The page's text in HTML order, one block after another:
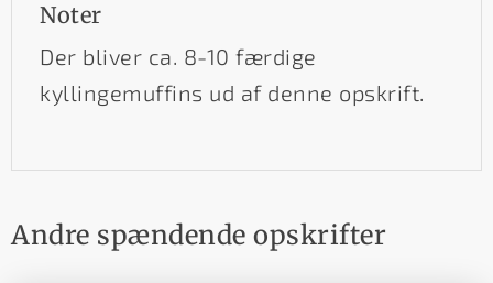
Noter
Der bliver ca. 8-10 færdige
kyllingemuffins ud af denne opskrift.
Andre spændende opskrifter